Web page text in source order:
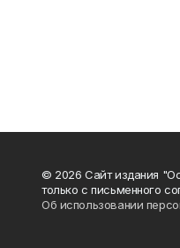
© 2026 Сайт издания
только с письменного
Об использовании